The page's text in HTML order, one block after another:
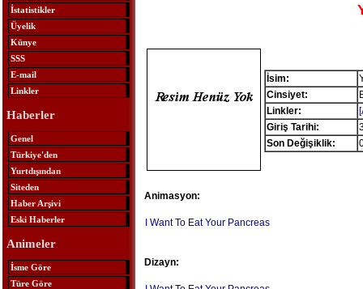
İstatistikler
Üyelik
Künye
SSS
E-mail
Linkler
Haberler
Genel
Türkiye'den
Yurtdışından
Siteden
Haber Arşivi
Eski Haberler
Animeler
İsme Göre
Türe Göre
İsim:
Cinsiyet:
Linkler:
Giriş Tarihi:
Son Değişiklik:
Animasyon:
I Want To Eat Your Pancreas
Dizayn: